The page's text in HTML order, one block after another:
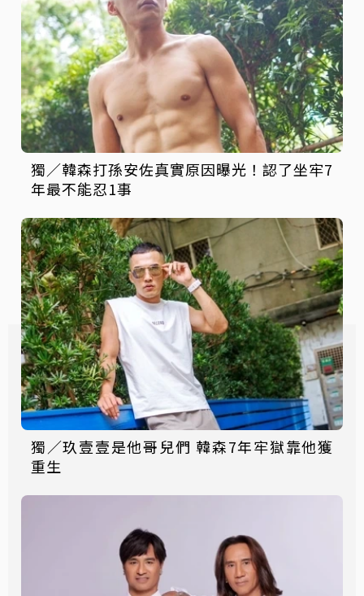
獨／韓森打孫安佐真實原因曝光！認了坐牢7
年最不能忍1事
獨／玖壹壹是他哥兒們 韓森7年牢獄靠他獲
重生